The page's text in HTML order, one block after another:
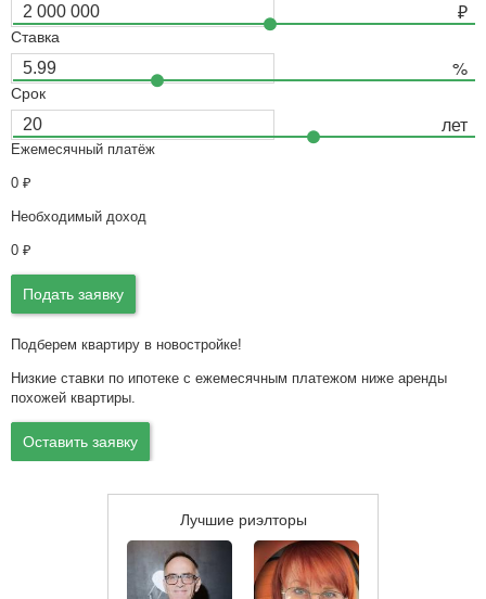
Ставка
Срок
Ежемесячный платёж
0 ₽
Необходимый доход
0 ₽
Подать заявку
Подберем квартиру в новостройке!
Низкие ставки по ипотеке с ежемесячным платежом ниже аренды
похожей квартиры.
Оставить заявку
Лучшие риэлторы